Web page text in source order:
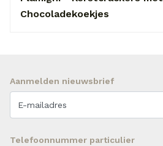
Chocoladekoekjes
Telefoonnummer particulier
Aanmelden nieuwsbrief